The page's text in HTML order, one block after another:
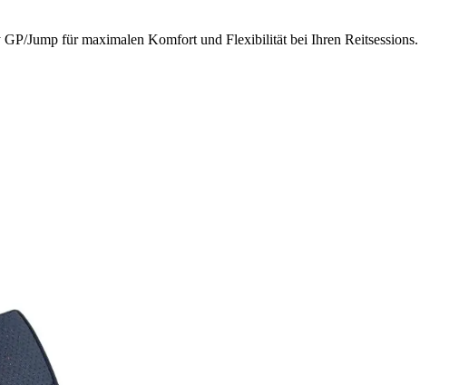
Jump für maximalen Komfort und Flexibilität bei Ihren Reitsessions.